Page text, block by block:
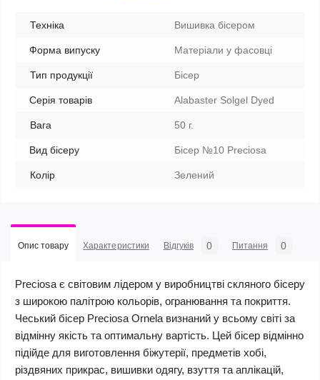
Техніка Вишивка бісером
Форма випуску Матеріали у фасовці
Тип продукції Бісер
Серія товарів Alabaster Solgel Dyed
Вага 50 г.
Вид бісеру Бісер №10 Preciosa
Колір Зелений
Опис товару Характеристики Відгуків 0 Питання 0
Preciosa є світовим лідером у виробництві скляного бісеру
з широкою палітрою кольорів, огранювання та покриття.
Чеський бісер Preciosa Ornela визнаний у всьому світі за
відмінну якість та оптимальну вартість. Цей бісер відмінно
підійде для виготовлення біжутерії, предметів хобі,
різдвяних прикрас, вишивки одягу, взуття та аплікацій,